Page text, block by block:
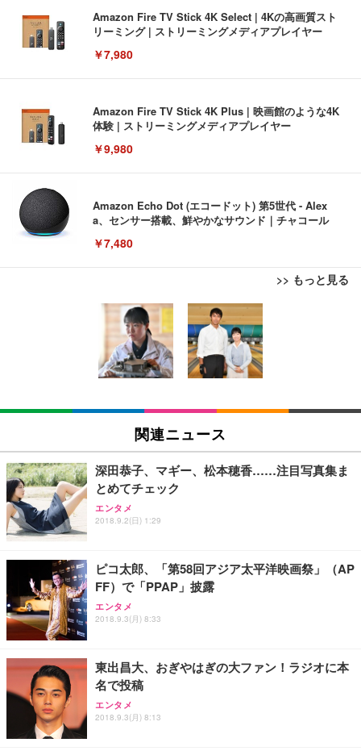
Amazon Fire TV Stick 4K Select | 4Kの高画質スト
リーミング | ストリーミングメディアプレイヤー
￥7,980
Amazon Fire TV Stick 4K Plus | 映画館のような4K
体験 | ストリーミングメディアプレイヤー
￥9,980
Amazon Echo Dot (エコードット) 第5世代 - Alex
a、センサー搭載、鮮やかなサウンド｜チャコール
￥7,480
>> もっと見る
[EdoErgo] オフィスチェア 椅子 テレワーク 疲れな
い 跳ね上げ式アームレスト コンパクト 約105度ロッ
キング pc 事務椅子 360度回転 座面昇降 強化ナイロ
ン樹脂ベース 通気性メッシュ 在宅ワーク H-WY01
(黒網+黒枠+黒足)
￥5,699
SIHOO B100 オフィスチェア／デスクチェア メッシ
ュチェア 人間工学 疲れない ブラック
￥27,999
Sezlife オフィスチェア デスクチェア 疲れない テレ
ワーク チェア 強化バックレスト 30度ロッキング機
能 人間工学 椅子 腰サポート 90度跳ね上げ式アーム
ョン PCチェア 通気性メッシュ ゲーミング/勉強/事
務用 おしゃれ パソコンチェア (ブラック)
Sezlife オフィスチェア デスクチェア 疲れない テレ
ワーク チェア 強化バックレスト 30度ロッキング機
能 人間工学 椅子 腰サポート 90度跳ね上げ式アーム
務用 おしゃれ パソコンチェア (ホワイト)
ANDWINT オフィスチェア デスクチェア 肘なし メ
ッシュ 通気性 ランバーサポート付き 腰サポート ガ
ス圧無段階昇降 360度回転 キャスター付き コンパク
EIZO ビジネス向けプレミアムモニター | FlexScan
EV3240X-WT | 31.5型4K UHD・USB Type-C・ホワ
イト
￥105,595
EIZO ビジネス向けプレミアムモニター | FlexScan
￥109,572
【純正品】27"ゲーミングモニター DualSense 充電
フック付き（CFI-ZDM1J）
【整備済み品】Dell E2724HS 27インチ 液晶モニタ
ー フルHD（1920×1080）VA 非光沢 HDMI/DisplayP
ort/VGA スピーカー内蔵 高さ調整 スイベル VESA対
【MiniLED/24.5inch/280Hz/FHD】GRAPHT THE S
HOOTER Gaming Monitor 24” Essential ゲーミン
グモニター QD 24.5インチ 1ms FHD 量子ドット 残
Amazonベーシック ペットシーツ 薄型 レギュラー 1
回使い捨て 無香料 ホワイト 300枚
￥3,373
Amazonベーシック ペットシーツ 厚型 ワイド 42枚
x2袋(84枚) ホワイト(吸収面:ライトブルー)
￥3,234
ネオ・ルーライフ ネオ・オムツ L 中型犬用 26枚入
り 単品
Smart Basic(スマートベーシック) 【Amazon.co.jp
限定】 Smart Basic アイリスオーヤマ ペットシーツ
超厚型 お徳用 ワイド 100枚入 (x 1) (ケース販売)
アイリスオーヤマ ペットシーツ 超厚型 お徳用 レギ
ュラー 200枚入【Amazon.co.jp限定】
関連ニュース
深田恭子、マギー、松本穂香……注目写真集ま
とめてチェック
エンタメ
2018.9.2(日) 1:29
ピコ太郎、「第58回アジア太平洋映画祭」（AP
FF）で「PPAP」披露
エンタメ
2018.9.3(月) 8:33
東出昌大、おぎやはぎの大ファン！ラジオに本
名で投稿
エンタメ
2018.9.3(月) 8:13